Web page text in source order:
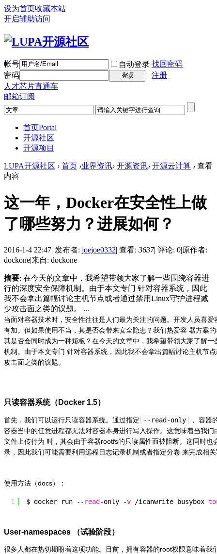
设为首页收藏本站
开启辅助访问
帐号 自动登录 找回密码
密码
登录
注册
人才芯片直通车
邮箱订阅
首页Portal
开源社区
开源项目
LUPA开源社区 › 首页 ›业界资讯› 开源资讯› 开源云计算 › 查看
内容
这一年，Docker在安全性上做
了哪些努力？进展如何？
2016-1-4 22:47| 发布者: joejoe0332| 查看: 3637| 评论: 0|原作者:
dockone|来自: dockone
摘要: 在今天的文章中，我希望带领大家了解一些围绕容器进
行的深度安全保障机制。由于本文专门 针对容器系统，因此
我不会拿出篇幅讨论主机节点或者通过禁用Linux守护进程减
少攻击面之类的议题。 ...
当面对容器技术时，安全性往往是人们最为关注的问题。开发人员喜
有加。但如果使用不当，其是否会带来安全隐患？我们热爱容 器方案
其是否会同时成为一种短板？在今天的文章中，我希望带领大家了解
机制。由于本文专门 针对容器系统，因此我不会拿出篇幅讨论主机节
攻击面之类的议题。
只读容器系统（Docker 1.5）
首先，我们可以运行只读容器系统。通过指定 --read-only
， 容器
容器当中的任意进程都无法对容器本身进行写入操作。这意味着当我
文件上传行为 时，其会由于容器rootfs的只读属性而被阻断。这同时也
录，因此我们可能需要利用远程日志记录机制或者指定分卷 来完成相
使用方法（docs）：
1 $ docker run -- read-only -v /icanwrite busybox
User-namespaces （试验阶段）
很多人都在热切期盼着这项功能。目前，拥有容器的root权限意味着我